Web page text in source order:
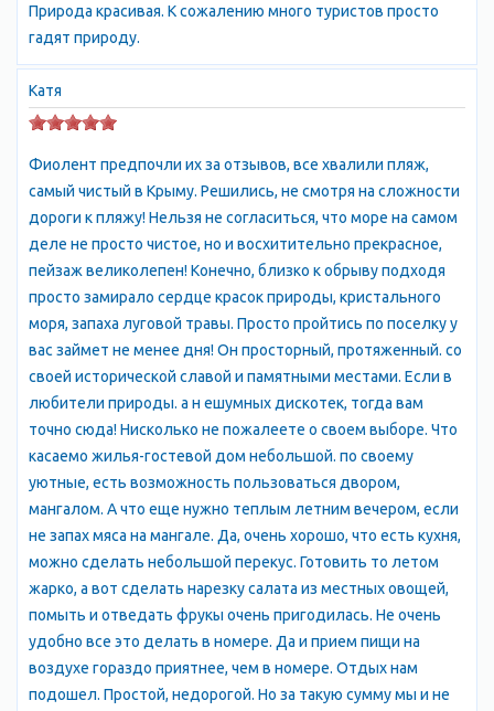
чистейшему Яшмовому пляжу по древней монастырской
лестнице, легенды и предания этого края сделают
уникальным и неповторимым ваш отдых в Фиоленте.
Природа красивая. К сожалению много туристов просто
гадят природу.
Катя
Фиолент предпочли их за отзывов, все хвалили пляж,
самый чистый в Крыму. Решились, не смотря на сложности
дороги к пляжу! Нельзя не согласиться, что море на самом
деле не просто чистое, но и восхитительно прекрасное,
пейзаж великолепен! Конечно, близко к обрыву подходя
просто замирало сердце красок природы, кристального
моря, запаха луговой травы. Просто пройтись по поселку у
вас займет не менее дня! Он просторный, протяженный. со
своей исторической славой и памятными местами. Если в
любители природы. а н ешумных дискотек, тогда вам
точно сюда! Нисколько не пожалеете о своем выборе. Что
касаемо жилья-гостевой дом небольшой. по своему
уютные, есть возможность пользоваться двором,
мангалом. А что еще нужно теплым летним вечером, если
не запах мяса на мангале. Да, очень хорошо, что есть кухня,
можно сделать небольшой перекус. Готовить то летом
жарко, а вот сделать нарезку салата из местных овощей,
помыть и отведать фрукы очень пригодилась. Не очень
удобно все это делать в номере. Да и прием пищи на
воздухе гораздо приятнее, чем в номере. Отдых нам
подошел. Простой, недорогой. Но за такую сумму мы и не